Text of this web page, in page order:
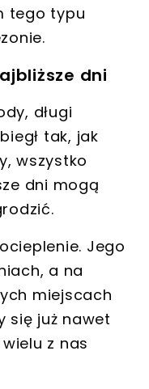
tego typu
dni
długi
tak, jak
, wszystko
dni mogą
. Jego
a na
miejscach
się już nawet
z nas